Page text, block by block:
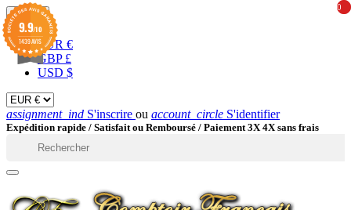
EUR 
EUR €
GBP £
USD $
assignment_ind S'inscrire ou account_circle S'identifier
Expédition rapide / Satisfait ou Remboursé / Paiement 3X 4X sans frais
0
0
9.9/10
1439 AVIS